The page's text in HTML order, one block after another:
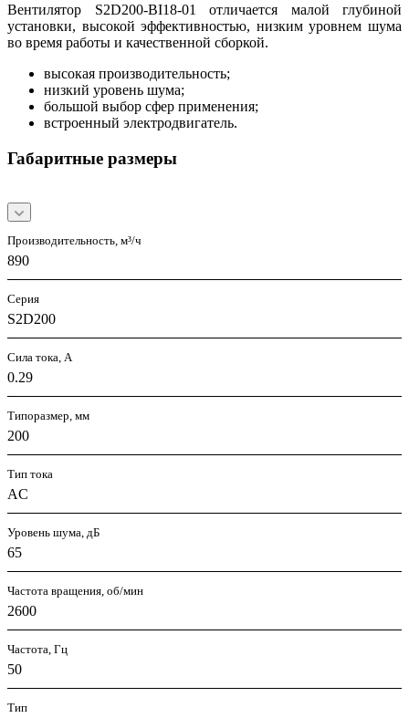
Вентилятор S2D200-BI18-01 отличается малой глубиной
установки, высокой эффективностью, низким уровнем шума
во время работы и качественной сборкой.
высокая производительность;
низкий уровень шума;
большой выбор сфер применения;
встроенный электродвигатель.
Габаритные размеры
Производительность, м³/ч
890
Серия
S2D200
Сила тока, А
0.29
Типоразмер, мм
200
Тип тока
AC
Уровень шума, дБ
65
Частота вращения, об/мин
2600
Частота, Гц
50
Тип